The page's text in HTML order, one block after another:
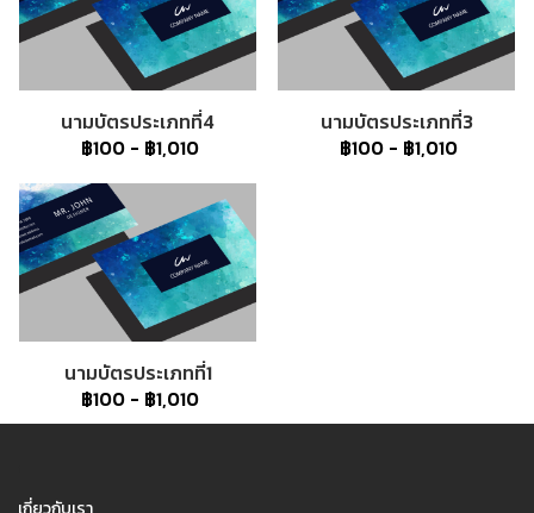
นามบัตรประเภทที่4
฿100 - ฿1,010
นามบัตรประเภทที่3
฿100 - ฿1,010
นามบัตรประเภทที่1
฿100 - ฿1,010